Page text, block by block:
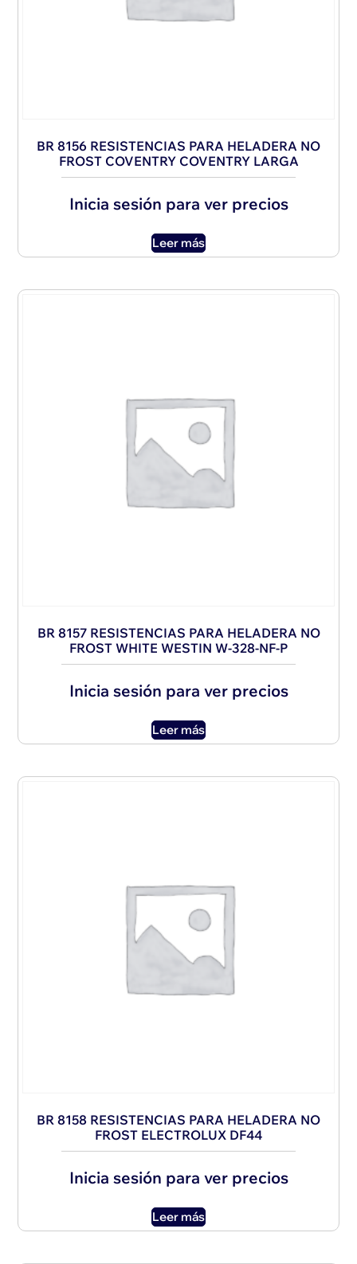
BR 8156 RESISTENCIAS PARA HELADERA NO
FROST COVENTRY COVENTRY LARGA
Inicia sesión para ver precios
Leer más
BR 8157 RESISTENCIAS PARA HELADERA NO
FROST WHITE WESTIN W-328-NF-P
Inicia sesión para ver precios
Leer más
BR 8158 RESISTENCIAS PARA HELADERA NO
FROST ELECTROLUX DF44
Inicia sesión para ver precios
Leer más